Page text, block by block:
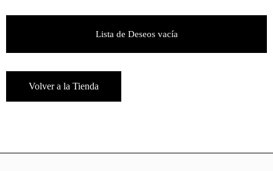
Lista de Deseos vacía
Volver a la Tienda